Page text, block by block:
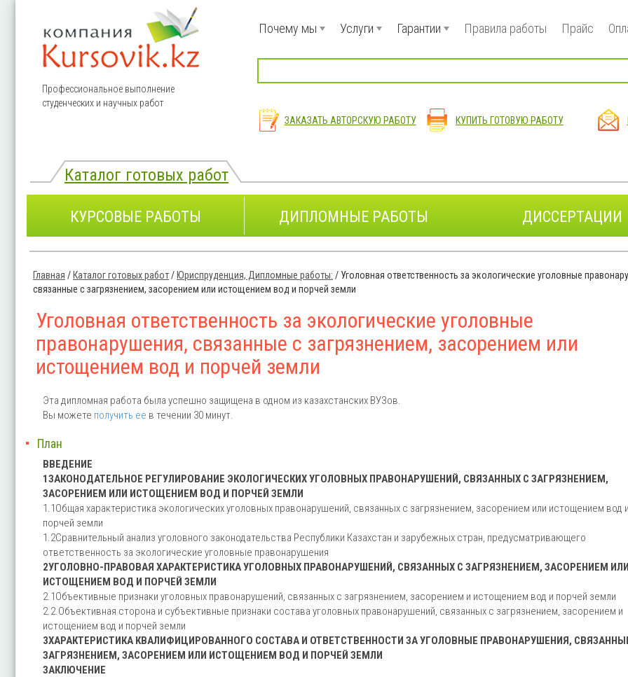
Профессиональное выполнение
студенческих и научных работ
Почему мы Услуги Гарантии Правила работы Прайс
ЗАКАЗАТЬ АВТОРСКУЮ РАБОТУ КУПИТЬ ГОТОВУЮ РАБОТУ
Каталог готовых работ
КУРСОВЫЕ РАБОТЫ ДИПЛОМНЫЕ РАБОТЫ ДИССЕРТАЦИИ
Вы здесь
Главная / Каталог готовых работ/ Юриспруденция, Дипломные работы: / Уголовная ответственность за экологические уголовные
связанные с загрязнением, засорением или истощением вод и порчей земли
Уголовная ответственность за экологические уголовные
правонарушения, связанные с загрязнением, засорением или
истощением вод и порчей земли
Эта дипломная работа была успешно защищена в одном из казахстанских ВУЗов.
Вы можете получить ее в течении 30 минут.
План
ВВЕДЕНИЕ
1ЗАКОНОДАТЕЛЬНОЕ РЕГУЛИРОВАНИЕ ЭКОЛОГИЧЕСКИХ УГОЛОВНЫХ ПРАВОНАРУШЕНИЙ, СВЯЗАННЫХ С ЗАГРЯЗНЕНИЕМ,
ЗАСОРЕНИЕМ ИЛИ ИСТОЩЕНИЕМ ВОД И ПОРЧЕЙ ЗЕМЛИ
1.1Общая характеристика экологических уголовных правонарушений, связанных с загрязнением, засорением или истощением вод и
порчей земли
1.2Сравнительный анализ уголовного законодательства Республики Казахстан и зарубежных стран, предусматривающего
ответственность за экологические уголовные правонарушения
2УГОЛОВНО-ПРАВОВАЯ ХАРАКТЕРИСТИКА УГОЛОВНЫХ ПРАВОНАРУШЕНИЙ, СВЯЗАННЫХ С ЗАГРЯЗНЕНИЕМ, ЗАСОРЕНИЕМ ИЛИ
ИСТОЩЕНИЕМ ВОД И ПОРЧЕЙ ЗЕМЛИ
2.1Объективные признаки уголовных правонарушений, связанных с загрязнением, засорением и истощением вод и порчей земли
2.2.Объективная сторона и субъективные признаки состава уголовных правонарушений, связанных с загрязнением, засорением и
истощением вод и порчей земли
3ХАРАКТЕРИСТИКА КВАЛИФИЦИРОВАННОГО СОСТАВА И ОТВЕТСТВЕННОСТИ ЗА УГОЛОВНЫЕ ПРАВОНАРУШЕНИЯ,
ЗАГРЯЗНЕНИЕМ, ЗАСОРЕНИЕМ ИЛИ ИСТОЩЕНИЕМ ВОД И ПОРЧЕЙ ЗЕМЛИ
ЗАКЛЮЧЕНИЕ